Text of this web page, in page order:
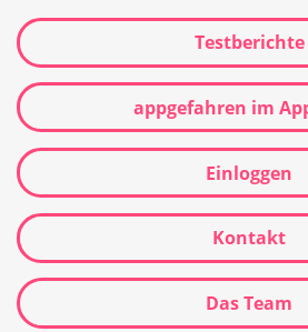
Testberichte
appgefahren im
Einloggen
Kontakt
Das Team